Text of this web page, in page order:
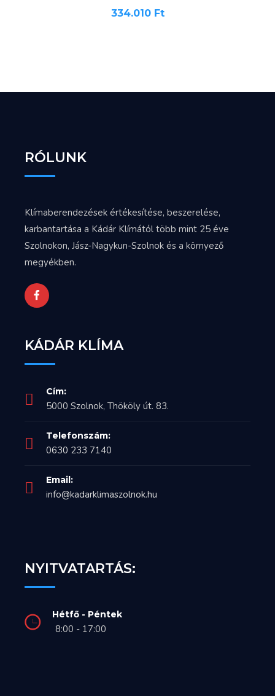
334.010 Ft
RÓLUNK
Klímaberendezések értékesítése, beszerelése,
karbantartása a Kádár Klímától több mint 25 éve
Szolnokon, Jász-Nagykun-Szolnok és a környező
megyékben.
KÁDÁR KLÍMA
Cím:
5000 Szolnok, Thököly út. 83.
Telefonszám:
0630 233 7140
Email:
info@kadarklimaszolnok.hu
NYITVATARTÁS:
Hétfő - Péntek
8:00 - 17:00